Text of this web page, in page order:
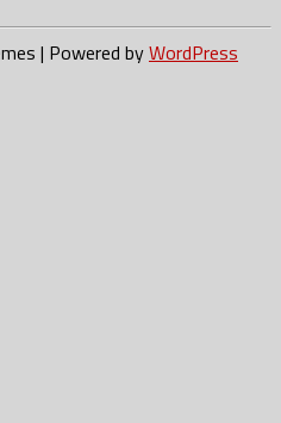
| Powered byWordPress